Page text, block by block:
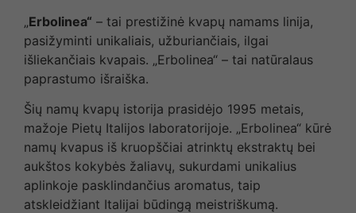
„Erbolinea“ – tai prestižinė kvapų namams linija,
pasižyminti unikaliais, užburiančiais, ilgai
išliekančiais kvapais. „Erbolinea“ – tai natūralaus
paprastumo išraiška.
Šių namų kvapų istorija prasidėjo 1995 metais,
mažoje Pietų Italijos laboratorijoje. „Erbolinea“ kūrė
namų kvapus iš kruopščiai atrinktų ekstraktų bei
aukštos kokybės žaliavų, sukurdami unikalius
aplinkoje pasklindančius aromatus, taip
atskleidžiant Italijai būdingą meistriškumą.